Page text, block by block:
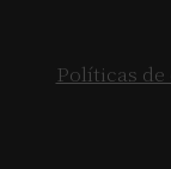
Políticas de